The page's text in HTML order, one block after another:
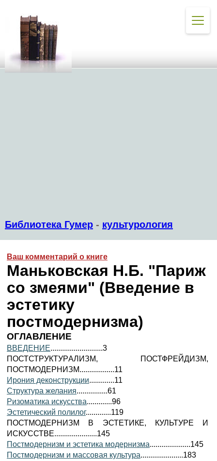
Библиотека Гумер - культурология
Ваш комментарий о книге
Маньковская Н.Б. "Париж
со змеями" (Введение в
эстетику
постмодернизма)
ОГЛАВЛЕНИЕ
ВВЕДЕНИЕ...........................3
ПОСТСТРУКТУРAЛИЗМ, ПОСТФРЕЙДИЗМ,
ПОСТМОДЕРНИЗМ..................11
Ирония деконструкции.............11
Структура желания................61
Ризоматика искусства.............96
Эстетический полилог.............119
ПОСТМОДЕРНИЗМ В ЭСТЕТИКЕ, КУЛЬТУРЕ И
ИСКУССТВЕ......................145
Постмодернизм и эстетика модернизма.....................145
Постмодернизм и массовая культура......................183